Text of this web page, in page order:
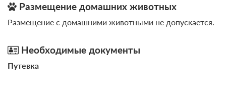
44м2
Две односпальных кровати
Одна кровать Queen-size
Ванная комната в номере
Сплит-система
Размещение домашних животных
Размещение с домашними животными не допускается.
Необходимые документы
Путевка